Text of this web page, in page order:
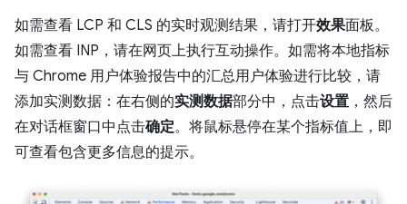
如需查看 LCP 和 CLS 的实时观测结果，请打开效果面板。
如需查看 INP，请在网页上执行互动操作。如需将本地指标
与 Chrome 用户体验报告中的汇总用户体验进行比较，请
添加实测数据：在右侧的实测数据部分中，点击设置 ，然后
在对话框窗口中点击确定。将鼠标悬停在某个指标值上，即
可查看包含更多信息的提示。